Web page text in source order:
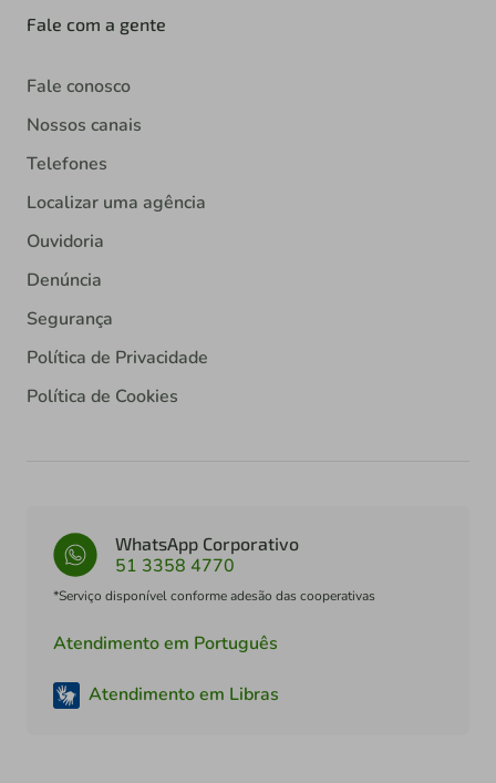
Fale com a gente
Fale conosco
Nossos canais
Telefones
Localizar uma agência
Ouvidoria
Denúncia
Segurança
Política de Privacidade
Política de Cookies
WhatsApp Corporativo
51 3358 4770
*Serviço disponível conforme adesão das cooperativas
Atendimento em Português
Atendimento em Libras